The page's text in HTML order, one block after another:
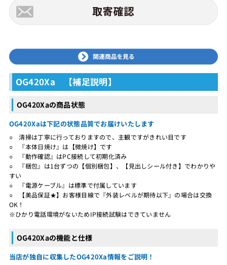
OG420Xa 【補足説明】
OG420Xaの商品状態
OG420Xaは下記の状態品質でお届けいたします
○ 清掃は丁寧に行っておりますので、主観ですがきれい目です
○ 『本体日焼け』は【微焼け】です
○ 『動作確認』はPC接続して初期化済み
○ 『梱包』は1台ずつの【個別梱包】、【見出しシール付き】でわかりや
すい
○ 『電源ケーブル』は標準で付属しています
○ 【美品保証★】お客様目線で『外装レベルが期待以下』の場合は交換
OK！
※ひかり電話環境がないためIP接続試験はできていません
OG420Xaの機能と仕様
当店が独自に収集したOG420Xa情報をご説明！